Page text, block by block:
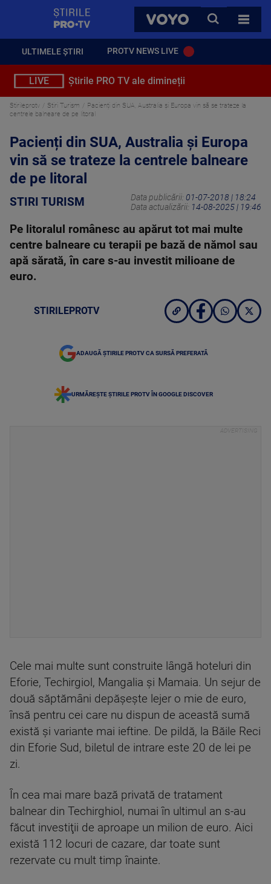
VOYO
CAUTA
TOATE
ULTIMELE ȘTIRI PROTV NEWS LIVE
LIVE Știrile PRO TV ale dimineții
Stirileprotv Stiri Turism
Pacienți din SUA, Australia și Europa vin să se trateze la
centrele balneare de pe litoral
Pacienți din SUA, Australia și Europa
vin să se trateze la centrele balneare
de pe litoral
STIRI TURISM Data publicării: 01-07-2018 | 18:24
Data actualizării: 14-08-2025 | 19:46
Pe litoralul românesc au apărut tot mai multe
centre balneare cu terapii pe bază de nămol sau
apă sărată, în care s-au investit milioane de
euro.
STIRILEPROTV
ADAUGĂ ȘTIRILE PROTV CA SURSĂ PREFERATĂ
URMĂREȘTE ȘTIRILE PROTV ÎN GOOGLE DISCOVER
Cele mai multe sunt construite lângă hoteluri din
Eforie, Techirgiol, Mangalia şi Mamaia. Un sejur de
două săptămâni depăşeşte lejer o mie de euro,
însă pentru cei care nu dispun de această sumă
există şi variante mai ieftine. De pildă, la Băile Reci
din Eforie Sud, biletul de intrare este 20 de lei pe
zi.
În cea mai mare bază privată de tratament
balnear din Techirghiol, numai în ultimul an s-au
făcut investiţii de aproape un milion de euro. Aici
există 112 locuri de cazare, dar toate sunt
rezervate cu mult timp înainte.